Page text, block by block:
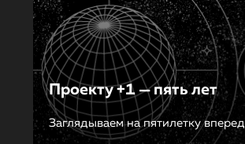
Проекту +1 — пять лет
Заглядываем на пятилетку вперед